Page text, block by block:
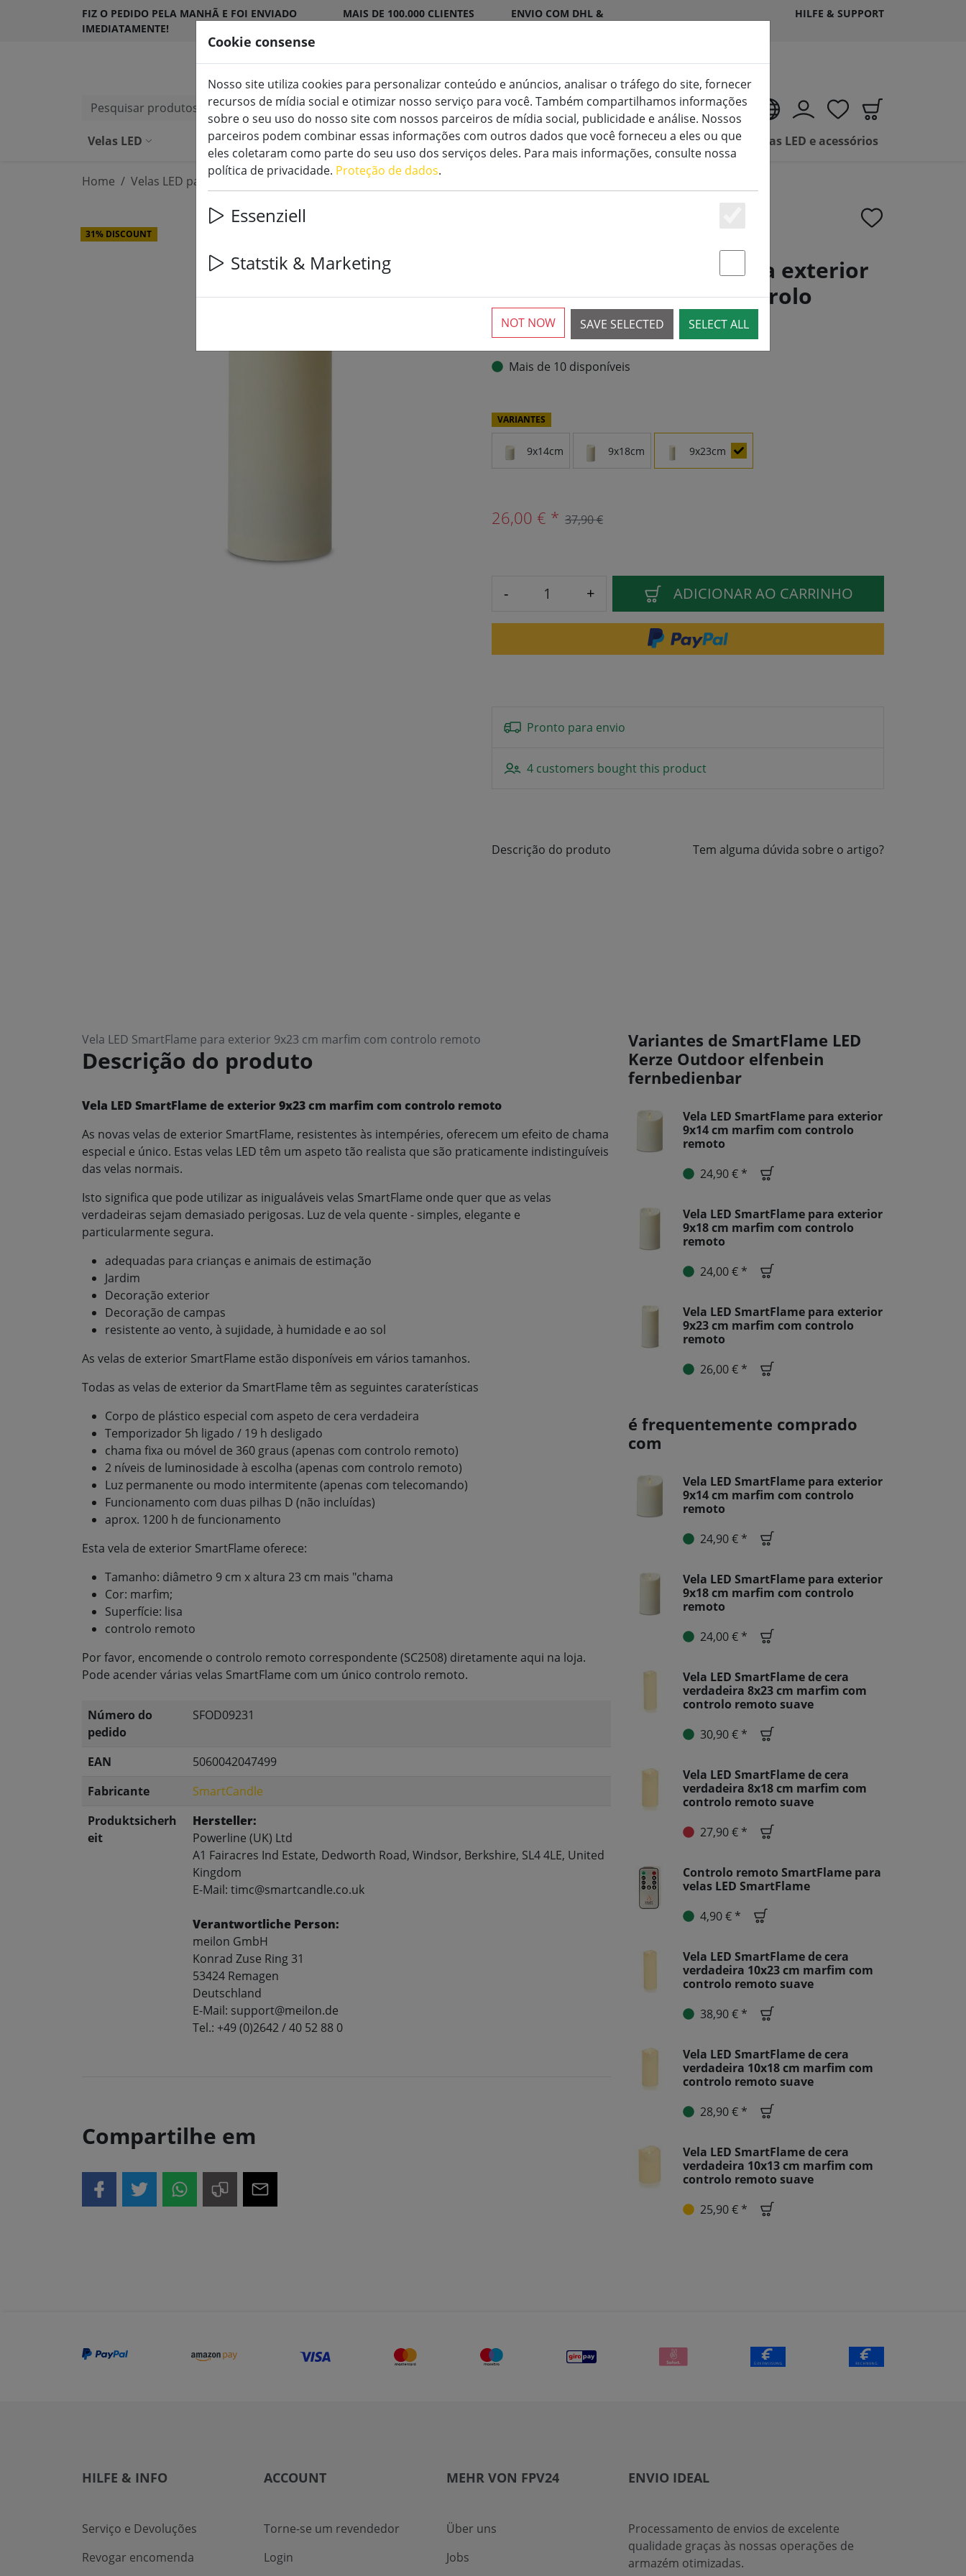
FIZ O PEDIDO PELA MANHÃ E FOI ENVIADO
IMEDIATAMENTE!
MAIS DE 100.000 CLIENTES
ENVIO COM DHL &
HILFE & SUPPORT
Pesquisar produtos
PT
Velas LED
Velas LED para exterior Velas especiais LED Acessórios Venda de velas LED e acessórios
Home Velas LED para exterior
Vela LED SmartFlame para exterior
9x23 cm marfim com controlo
remoto
31% DISCOUNT
Mais de 10 disponíveis
VARIANTES
9x14cm 9x18cm 9x23cm
26,00 € * 37,90 €
- + ADICIONAR AO CARRINHO
Pronto para envio
4 customers bought this product
Descrição do produto Tem alguma dúvida sobre o artigo?
Vela LED SmartFlame para exterior 9x23 cm marfim com controlo remoto
Descrição do produto
Vela LED SmartFlame de exterior 9x23 cm marfim com controlo remoto
As novas velas de exterior SmartFlame, resistentes às intempéries, oferecem um efeito de chama
especial e único. Estas velas LED têm um aspeto tão realista que são praticamente indistinguíveis
das velas normais.
Isto significa que pode utilizar as inigualáveis velas SmartFlame onde quer que as velas
verdadeiras sejam demasiado perigosas. Luz de vela quente - simples, elegante e
particularmente segura.
adequadas para crianças e animais de estimação
Jardim
Decoração exterior
Decoração de campas
resistente ao vento, à sujidade, à humidade e ao sol
As velas de exterior SmartFlame estão disponíveis em vários tamanhos.
Todas as velas de exterior da SmartFlame têm as seguintes caraterísticas
Corpo de plástico especial com aspeto de cera verdadeira
Temporizador 5h ligado / 19 h desligado
chama fixa ou móvel de 360 graus (apenas com controlo remoto)
2 níveis de luminosidade à escolha (apenas com controlo remoto)
Luz permanente ou modo intermitente (apenas com telecomando)
Funcionamento com duas pilhas D (não incluídas)
aprox. 1200 h de funcionamento
Esta vela de exterior SmartFlame oferece:
Tamanho: diâmetro 9 cm x altura 23 cm mais "chama
Cor: marfim;
Superfície: lisa
controlo remoto
Por favor, encomende o controlo remoto correspondente (SC2508) diretamente aqui na loja.
Pode acender várias velas SmartFlame com um único controlo remoto.
Número do
pedido
SFOD09231
EAN
5060042047499
Fabricante
SmartCandle
Produktsicherh
eit
Hersteller:
Powerline (UK) Ltd
A1 Fairacres Ind Estate, Dedworth Road, Windsor, Berkshire, SL4 4LE, United
Kingdom
E-Mail: timc@smartcandle.co.uk
Verantwortliche Person:
meilon GmbH
Konrad Zuse Ring 31
53424 Remagen
Deutschland
E-Mail: support@meilon.de
Tel.: +49 (0)2642 / 40 52 88 0
Compartilhe em
Variantes de SmartFlame LED
Kerze Outdoor elfenbein
fernbedienbar
Vela LED SmartFlame para exterior
9x14 cm marfim com controlo
remoto
24,90 € *
Vela LED SmartFlame para exterior
9x18 cm marfim com controlo
remoto
24,00 € *
Vela LED SmartFlame para exterior
9x23 cm marfim com controlo
remoto
26,00 € *
é frequentemente comprado
com
Vela LED SmartFlame para exterior
9x14 cm marfim com controlo
remoto
24,90 € *
Vela LED SmartFlame para exterior
9x18 cm marfim com controlo
remoto
24,00 € *
Vela LED SmartFlame de cera
verdadeira 8x23 cm marfim com
controlo remoto suave
30,90 € *
Vela LED SmartFlame de cera
verdadeira 8x18 cm marfim com
controlo remoto suave
27,90 € *
Controlo remoto SmartFlame para
velas LED SmartFlame
4,90 € *
Vela LED SmartFlame de cera
verdadeira 10x23 cm marfim com
controlo remoto suave
38,90 € *
Vela LED SmartFlame de cera
verdadeira 10x18 cm marfim com
controlo remoto suave
28,90 € *
Vela LED SmartFlame de cera
verdadeira 10x13 cm marfim com
controlo remoto suave
25,90 € *
HILFE & INFO
Serviço e Devoluções
Revogar encomenda
ACCOUNT
Torne-se um revendedor
Login
MEHR VON FPV24
Über uns
Jobs
ENVIO IDEAL
Processamento de envios de excelente
qualidade graças às nossas operações de
armazém otimizadas.
Cookie consense
Nosso site utiliza cookies para personalizar conteúdo e anúncios, analisar o tráfego do site, fornecer
recursos de mídia social e otimizar nosso serviço para você. Também compartilhamos informações
sobre o seu uso do nosso site com nossos parceiros de mídia social, publicidade e análise. Nossos
parceiros podem combinar essas informações com outros dados que você forneceu a eles ou que
eles coletaram como parte do seu uso dos serviços deles. Para mais informações, consulte nossa
política de privacidade. Proteção de dados.
Essenziell
Statstik & Marketing
Statstik & Marketing
SAVE SELECTED SELECT ALL
NOT NOW